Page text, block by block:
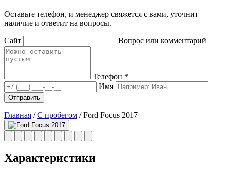
Оставьте телефон, и менеджер свяжется с вами, уточнит
наличие и ответит на вопросы.
Сайт Вопрос или комментарий
Телефон *
Имя
Отправить
Главная /С пробегом /Ford Focus 2017
Характеристики